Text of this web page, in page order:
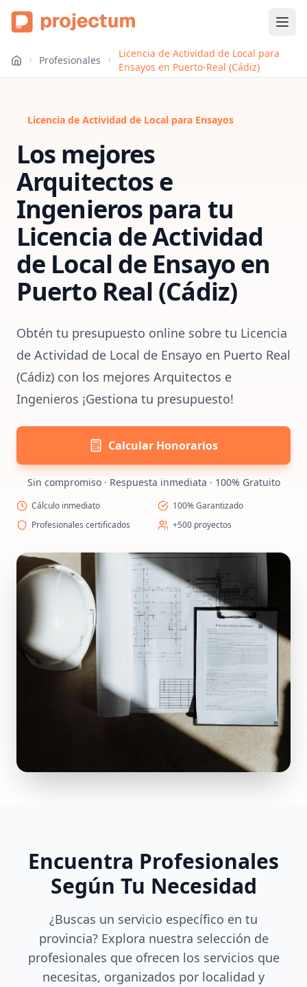
Profesionales
Licencia de Actividad de Local para
Ensayos en Puerto-Real (Cádiz)
Licencia de Actividad de Local para Ensayos
Los mejores
Arquitectos e
Ingenieros para tu
Licencia de Actividad
de Local de Ensayoen
Puerto Real (Cádiz)
Obtén tu presupuesto online sobre tu Licencia
de Actividad de Local de Ensayo en Puerto Real
(Cádiz) con los mejores Arquitectos e
Ingenieros ¡Gestiona tu presupuesto!
Calcular Honorarios
Sin compromiso · Respuesta inmediata · 100% Gratuito
Cálculo inmediato
100% Garantizado
Profesionales certificados
+500 proyectos
Encuentra Profesionales
Según Tu Necesidad
¿Buscas un servicio específico en tu
provincia? Explora nuestra selección de
profesionales que ofrecen los servicios que
necesitas, organizados por localidad y